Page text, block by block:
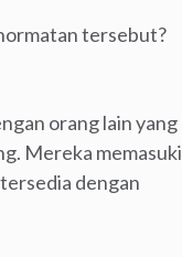
tersebut?
orang lain yang
Mereka memasuki
dengan